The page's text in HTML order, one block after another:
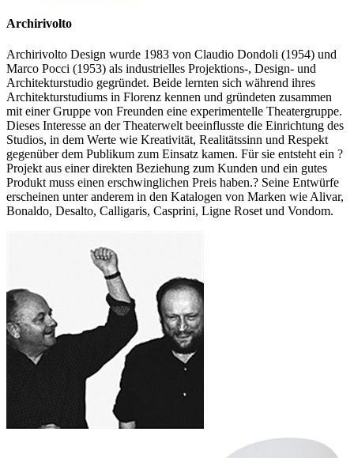
Archirivolto
Archirivolto Design wurde 1983 von Claudio Dondoli (1954) und
Marco Pocci (1953) als industrielles Projektions-, Design- und
Architekturstudio gegründet. Beide lernten sich während ihres
Architekturstudiums in Florenz kennen und gründeten zusammen
mit einer Gruppe von Freunden eine experimentelle Theatergruppe.
Dieses Interesse an der Theaterwelt beeinflusste die Einrichtung des
Studios, in dem Werte wie Kreativität, Realitätssinn und Respekt
gegenüber dem Publikum zum Einsatz kamen. Für sie entsteht ein ?
Projekt aus einer direkten Beziehung zum Kunden und ein gutes
Produkt muss einen erschwinglichen Preis haben.? Seine Entwürfe
erscheinen unter anderem in den Katalogen von Marken wie Alivar,
Bonaldo, Desalto, Calligaris, Casprini, Ligne Roset und Vondom.